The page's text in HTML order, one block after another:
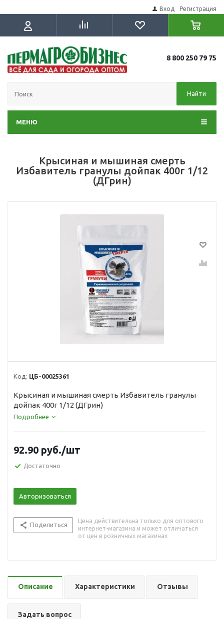
Вход Регистрация
8 800 250 79 75
Найти
МЕНЮ
Крысиная и мышиная смерть
Избавитель гранулы дойпак 400г 1/12
(ДГрин)
Код: ЦБ-00025361
Крысиная и мышиная смерть Избавитель гранулы
дойпак 400г 1/12 (ДГрин)
Подробнее
92.90 руб./шт
Достаточно
Авторизоваться
Поделиться
Цена действительна только для оптового
интернет-магазина и может отличаться
от цен в розничных магазинах
Описание Характеристики Отзывы
Задать вопрос